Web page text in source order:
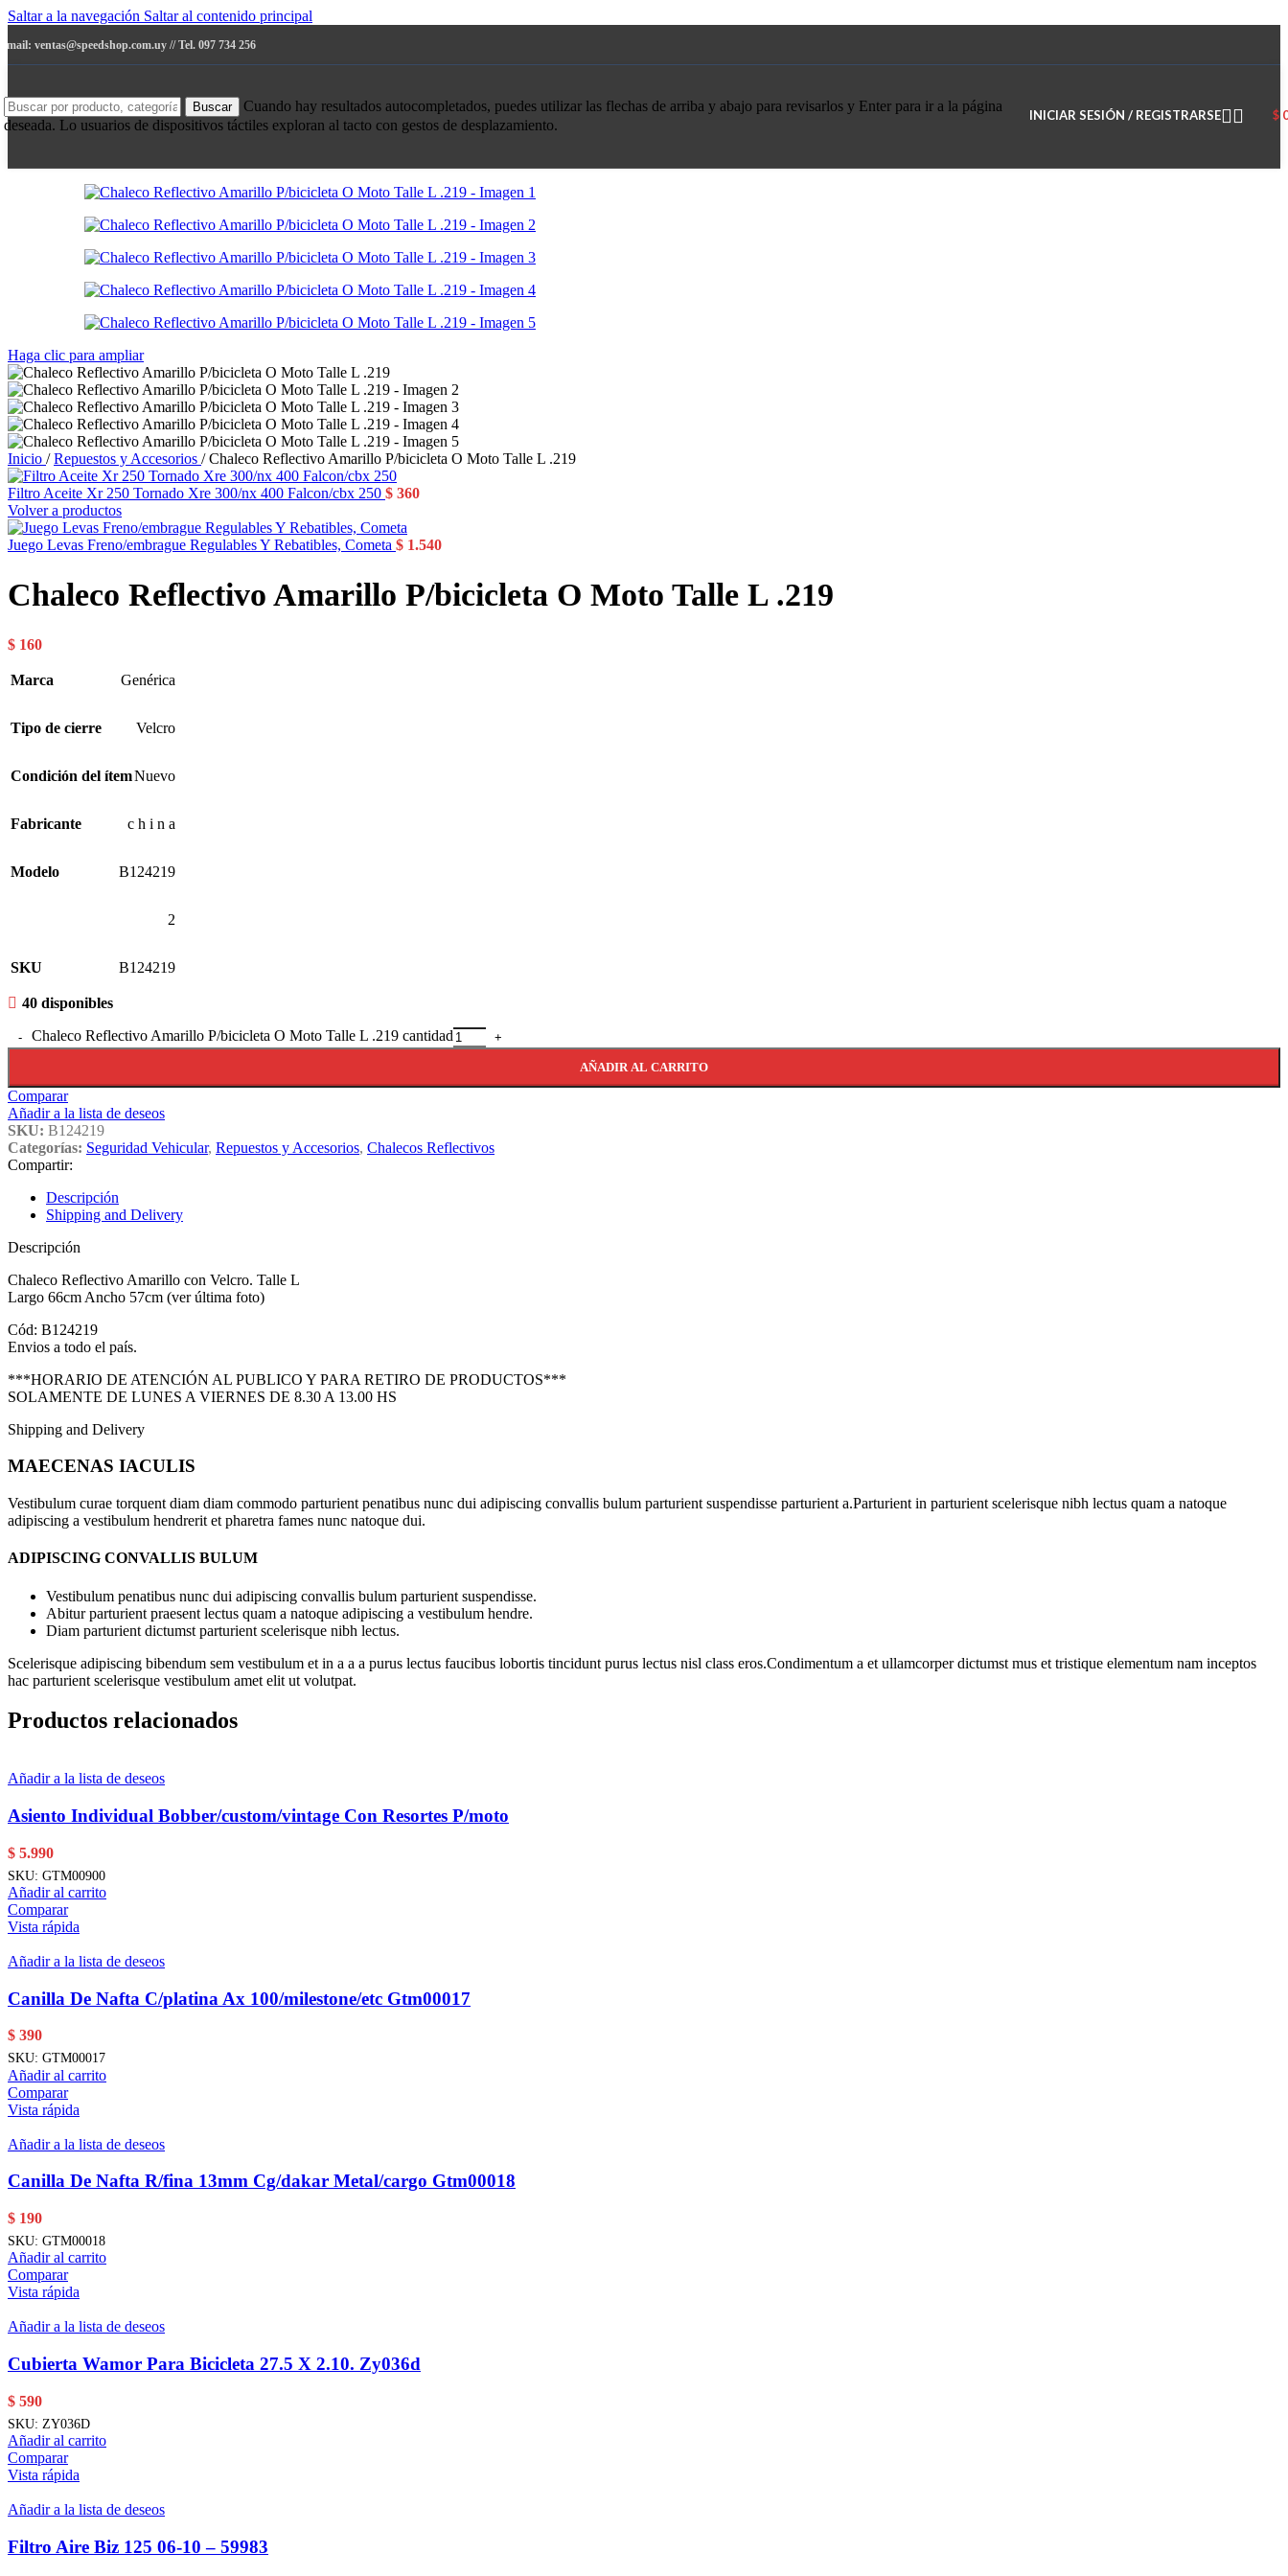
Saltar a la navegación Saltar al contenido principal
mail: ventas@speedshop.com.uy // Tel. 097 734 256
Buscar
Cuando hay resultados autocompletados, puedes utilizar las flechas de arriba y abajo para revisarlos y Enter para ir a la página
deseada. Lo usuarios de dispositivos táctiles exploran al tacto con gestos de desplazamiento.
INICIAR SESIÓN / REGISTRARSE $
Haga clic para ampliar
Inicio / Repuestos y Accesorios / Chaleco Reflectivo Amarillo P/bicicleta O Moto Talle L .219
Filtro Aceite Xr 250 Tornado Xre 300/nx 400 Falcon/cbx 250 $ 360
Volver a productos
Juego Levas Freno/embrague Regulables Y Rebatibles, Cometa $ 1.540
Chaleco Reflectivo Amarillo P/bicicleta O Moto Talle L .219
$ 160
Marca Genérica
Tipo de cierre Velcro
Condición del ítemNuevo
Fabricante c h i n a
Modelo B124219
2
SKU B124219
40 disponibles
Chaleco Reflectivo Amarillo P/bicicleta O Moto Talle L .219 cantidad
AÑADIR AL CARRITO
Comparar
Añadir a la lista de deseos
SKU: B124219
Categorías: Seguridad Vehicular, Repuestos y Accesorios, Chalecos Reflectivos
Compartir:
Descripción
Shipping and Delivery
Descripción
Chaleco Reflectivo Amarillo con Velcro. Talle L
Largo 66cm Ancho 57cm (ver última foto)
Cód: B124219
Envios a todo el país.
***HORARIO DE ATENCIÓN AL PUBLICO Y PARA RETIRO DE PRODUCTOS***
SOLAMENTE DE LUNES A VIERNES DE 8.30 A 13.00 HS
Shipping and Delivery
MAECENAS IACULIS
Vestibulum curae torquent diam diam commodo parturient penatibus nunc dui adipiscing convallis bulum parturient suspendisse parturient a.Parturient in parturient scelerisque nibh lectus quam a natoque
adipiscing a vestibulum hendrerit et pharetra fames nunc natoque dui.
ADIPISCING CONVALLIS BULUM
Vestibulum penatibus nunc dui adipiscing convallis bulum parturient suspendisse.
Abitur parturient praesent lectus quam a natoque adipiscing a vestibulum hendre.
Diam parturient dictumst parturient scelerisque nibh lectus.
Scelerisque adipiscing bibendum sem vestibulum et in a a a purus lectus faucibus lobortis tincidunt purus lectus nisl class eros.Condimentum a et ullamcorper dictumst mus et tristique elementum nam inceptos
hac parturient scelerisque vestibulum amet elit ut volutpat.
Productos relacionados
Añadir a la lista de deseos
Asiento Individual Bobber/custom/vintage Con Resortes P/moto
$ 5.990
SKU: GTM00900
Añadir al carrito
Comparar
Vista rápida
Añadir a la lista de deseos
Canilla De Nafta C/platina Ax 100/milestone/etc Gtm00017
$ 390
SKU: GTM00017
Añadir al carrito
Comparar
Vista rápida
Añadir a la lista de deseos
Canilla De Nafta R/fina 13mm Cg/dakar Metal/cargo Gtm00018
$ 190
SKU: GTM00018
Añadir al carrito
Comparar
Vista rápida
Añadir a la lista de deseos
Cubierta Wamor Para Bicicleta 27.5 X 2.10. Zy036d
$ 590
SKU: ZY036D
Añadir al carrito
Comparar
Vista rápida
Añadir a la lista de deseos
Filtro Aire Biz 125 06-10 – 59983